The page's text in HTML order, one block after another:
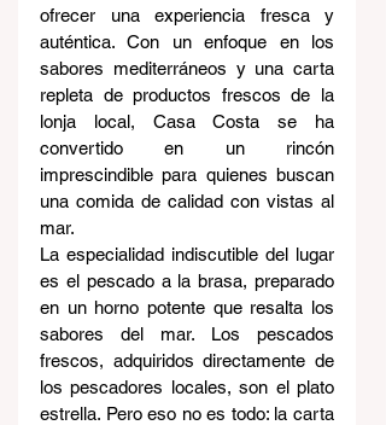
ofrecer una experiencia fresca y
auténtica. Con un enfoque en los
sabores mediterráneos y una carta
repleta de productos frescos de la
lonja local, Casa Costa se ha
convertido en un rincón
imprescindible para quienes buscan
una comida de calidad con vistas al
mar.
La especialidad indiscutible del lugar
es el pescado a la brasa, preparado
en un horno potente que resalta los
sabores del mar. Los pescados
frescos, adquiridos directamente de
los pescadores locales, son el plato
estrella. Pero eso no es todo: la carta